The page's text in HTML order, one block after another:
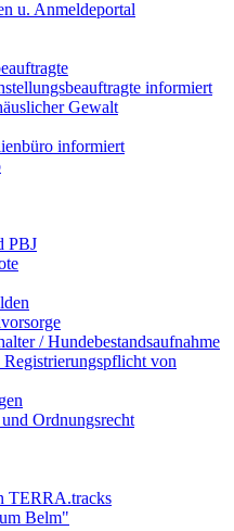
u. Anmeldeportal
informiert
Gewalt
informiert
PBJ
/ Hundebestandsaufnahme
von
Ordnungsrecht
TERRA.tracks
Belm"